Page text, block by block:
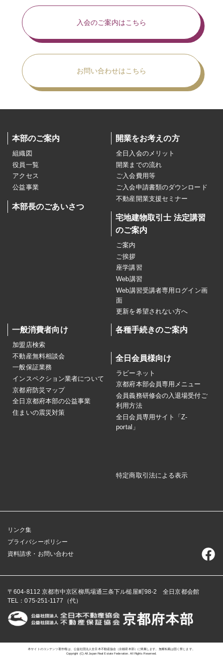
入会のご案内はこちら
お問い合わせはこちら
本部のご案内
組織図
役員一覧
アクセス
公益事業
本部長のごあいさつ
開業をお考えの方
全日入会のメリット
開業までの流れ
ご入会費用等
ご入会申請書類のダウンロード
不動産開業支援セミナー
宅地建物取引士 法定講習
のご案内
ご案内
ご挨拶
座学講習
Web講習
Web講習受講者専用ログイン画
面
更新を希望されない方へ
一般消費者向け
加盟店検索
不動産無料相談会
一般保証業務
インスペクション業者について
京都府防災マップ
全日京都府本部の公益事業
住まいの震災対策
各種手続きのご案内
全日会員様向け
ラビーネット
京都府本部会員専用メニュー
会員義務研修会の入退場受付ご
利用方法
全日会員専用サイト「Z-
portal」
特定商取引法による表示
リンク集
プライバシーポリシー
資料請求・お問い合わせ
〒604-8112 京都市中京区柳馬場通三条下ル槌屋町98-2 全日京都会館
TEL：075-251-1177（代）
本サイトのコンテンツ著作権は、公益社団法人全日本不動産協会（京都府本部）に帰属します。無断転載は固く禁じます。
Copyright (C)All Japan Real Estate Federation.
All Rights Reserved.